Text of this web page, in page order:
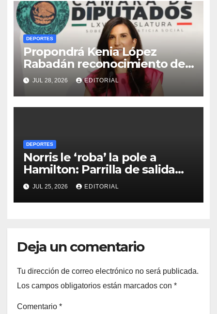
DEPORTES
Propondrá Kenia López
Rabadán reconocimiento del
Congreso mexicano al ciclista
Isaac del Toro
JUL 28, 2026 EDITORIAL
DEPORTES
Norris le ‘roba’ la pole a
Hamilton: Parrilla de salida
del Gran Premio de Hungría
2026
JUL 25, 2026 EDITORIAL
Deja un comentario
Tu dirección de correo electrónico no será publicada.
Los campos obligatorios están marcados con *
Comentario *